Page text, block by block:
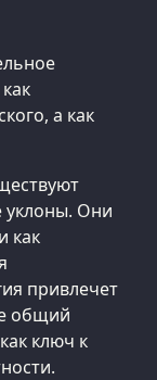
а как
уклоны. Они
как
привлечет
общий
ключ к